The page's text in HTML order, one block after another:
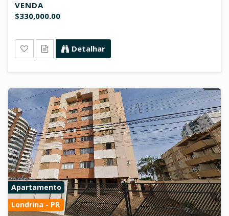
VENDA
$330,000.00
Detalhar
Apartamento
Londrina - PR